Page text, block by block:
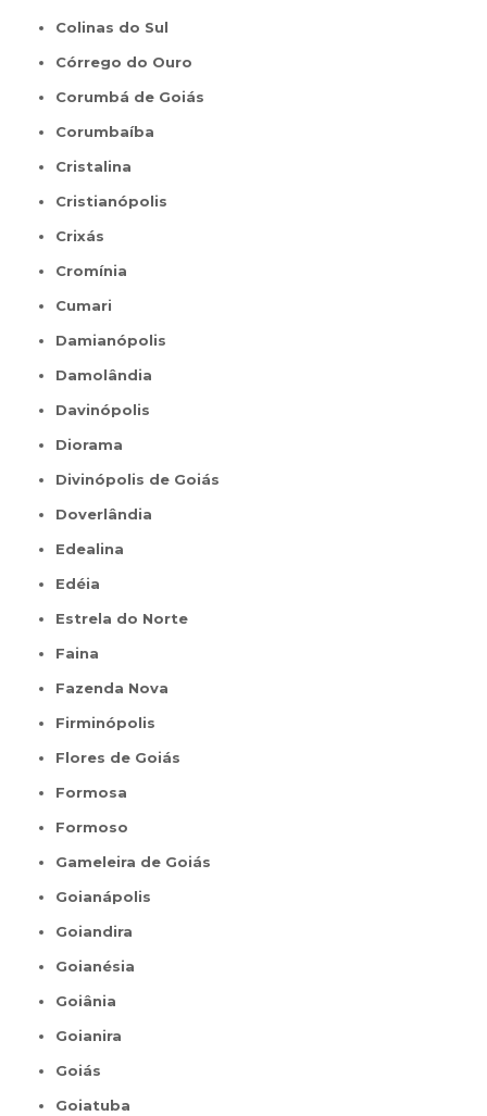
Colinas do Sul
Córrego do Ouro
Corumbá de Goiás
Corumbaíba
Cristalina
Cristianópolis
Crixás
Cromínia
Cumari
Damianópolis
Damolândia
Davinópolis
Diorama
Divinópolis de Goiás
Doverlândia
Edealina
Edéia
Estrela do Norte
Faina
Fazenda Nova
Firminópolis
Flores de Goiás
Formosa
Formoso
Gameleira de Goiás
Goianápolis
Goiandira
Goianésia
Goiânia
Goianira
Goiás
Goiatuba